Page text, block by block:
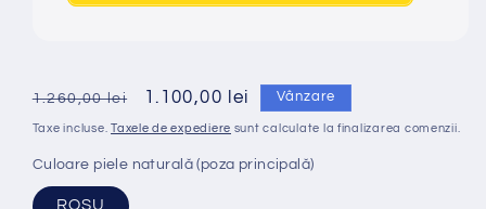
Preț
obișnuit
1.260,00 lei
Preț
redus
1.100,00 lei Vânzare
Taxe incluse.Taxele de expediere sunt calculate la finalizarea comenzii.
Culoare piele naturală (poza principală)
ROSU